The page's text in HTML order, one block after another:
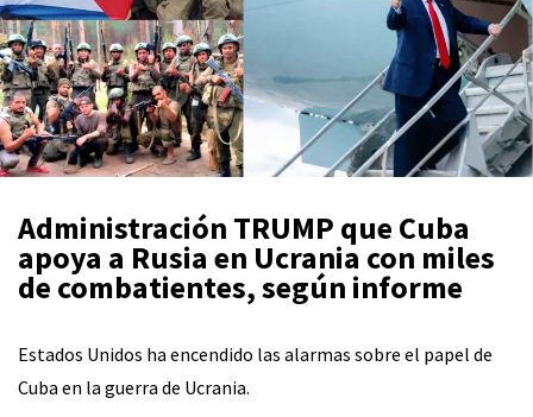
Administración TRUMP que Cuba
apoya a Rusia en Ucrania con miles
de combatientes, según informe
Estados Unidos ha encendido las alarmas sobre el papel de
Cuba en la guerra de Ucrania.